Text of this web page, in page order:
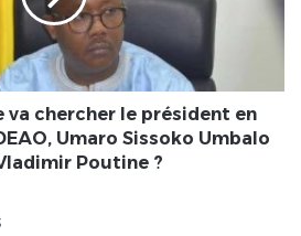
va chercher le président en
Umaro Sissoko Umbalo
Poutine ?